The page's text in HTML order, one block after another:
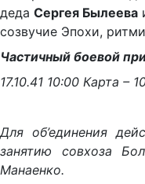
деда Сергея Былеева
созвучие Эпохи,
Частичный боевой
17.10.41 10:00 Карта –
Для об’единения
занятию совхоза
Манаенко.